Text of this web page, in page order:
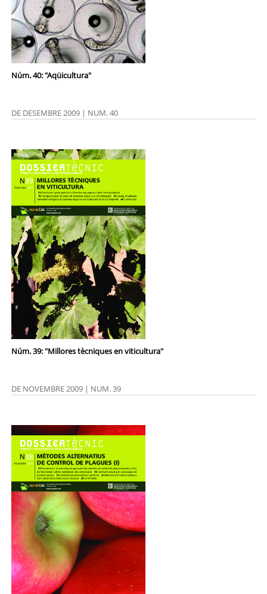
Núm. 40: "Aqüicultura"
DE DESEMBRE 2009 | NUM. 40
Núm. 39: "Millores tècniques en viticultura"
DE NOVEMBRE 2009 | NUM. 39